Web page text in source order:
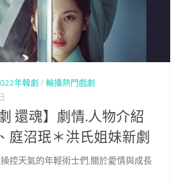
年韓劇 / 輪播熱門戲劇
還魂】劇情.人物介紹
庭沼珉＊洪氏姐妹新劇
控天氣的年輕術士們,關於愛情與成長